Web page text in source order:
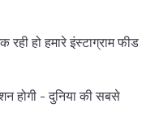
हो हमारे इंस्टाग्राम फीड
होगी - दुनिया की सबसे